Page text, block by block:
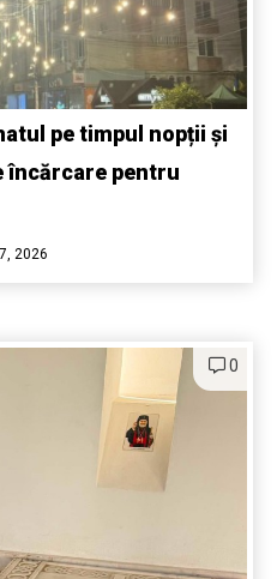
pe timpul nopții și
încărcare pentru
2026
0